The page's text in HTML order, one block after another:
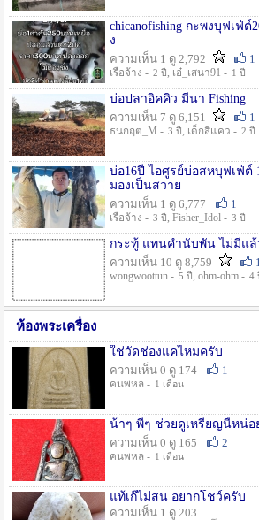
chicanofishing กะพงบุฟเฟ่
ง
ความเห็น 1 ดู 2,792
1
เรือจ้าง - 2 ปี , เอ๋_เสนา91 - 1 ปี
บ่อปลาอิคคิว มีนา Fishing
ความเห็น 7 ดู 6,151
1
ธนกฤต_M - 3 ปี , เด็กสี่แคว - 2 ปี
บ่อ16ปี ไอศูรย์บ่อสหบุฟเฟ่ต์
มองเป็นสวาย
ความเห็น 1 ดู 6,777
1
เรือจ้าง - 3 ปี , Fisher_Idol - 3 ปี
กระทู้ แทนคำนับพัน ไม่มีแล้
ความเห็น 10 ดู 8,759
wongwoottun - 5 ปี , ohm-ohm - 4
ห้องพระเครื่อง
ใช่วัดช่องแคไหมครับ
ความเห็น 0 ดู 174
1
คนพหล - 1 เดือน
น้าๆ พี่ๆ ช่วยดูเหรียญนี้หน่อ
ความเห็น 0 ดู 165
2
คนพหล - 1 เดือน
แท้เก๊ไม่สน อยากโชว์ครับ
ความเห็น 1 ดู 203